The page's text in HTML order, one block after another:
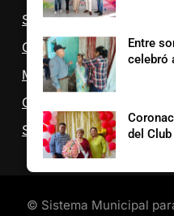
Entre
celebró
del Club
todo.
Sistema DIF S.L.P.
CEFIM
Municipio de Ciudad
OOSAPA
SEPAPAR
© Sistema Municipal